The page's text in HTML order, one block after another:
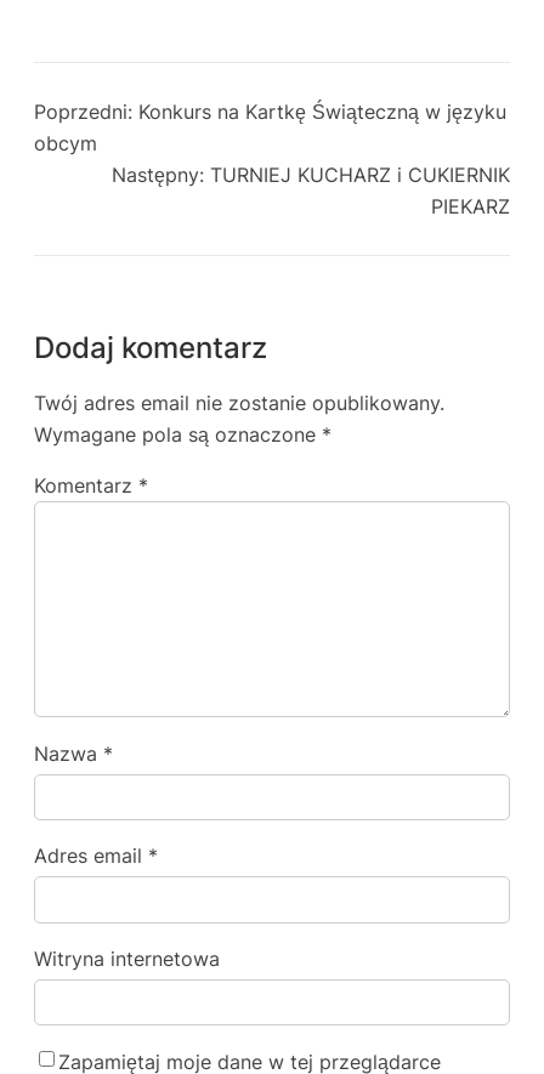
Poprzedni: Konkurs na Kartkę Świąteczną w języku
obcym
Następny: TURNIEJ KUCHARZ i CUKIERNIK
PIEKARZ
Dodaj komentarz
Twój adres email nie zostanie opublikowany.
Wymagane pola są oznaczone *
Komentarz *
Nazwa *
Adres email *
Witryna internetowa
Zapamiętaj moje dane w tej przeglądarce